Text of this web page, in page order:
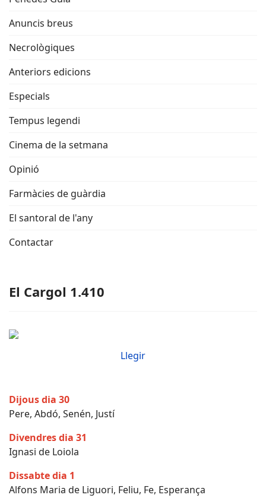
Anuncis breus
Necrològiques
Anteriors edicions
Especials
Tempus legendi
Cinema de la setmana
Opinió
Farmàcies de guàrdia
El santoral de l'any
Contactar
El Cargol 1.410
Llegir
Dijous dia 30
Pere, Abdó, Senén, Justí
Divendres dia 31
Ignasi de Loiola
Dissabte dia 1
Alfons Maria de Liguori, Feliu, Fe, Esperança